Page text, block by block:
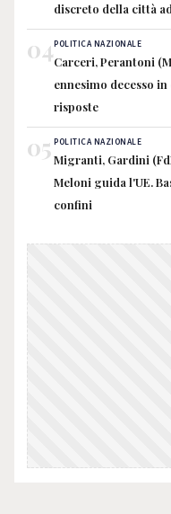
discreto della città
04POLITICA NAZIONALE
Carceri, Perantoni
ennesimo decesso
risposte
05 POLITICA NAZIONALE
Migranti, Gardini
Meloni guida l'UE.
confini